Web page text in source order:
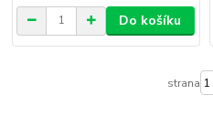
Do košíku
strana